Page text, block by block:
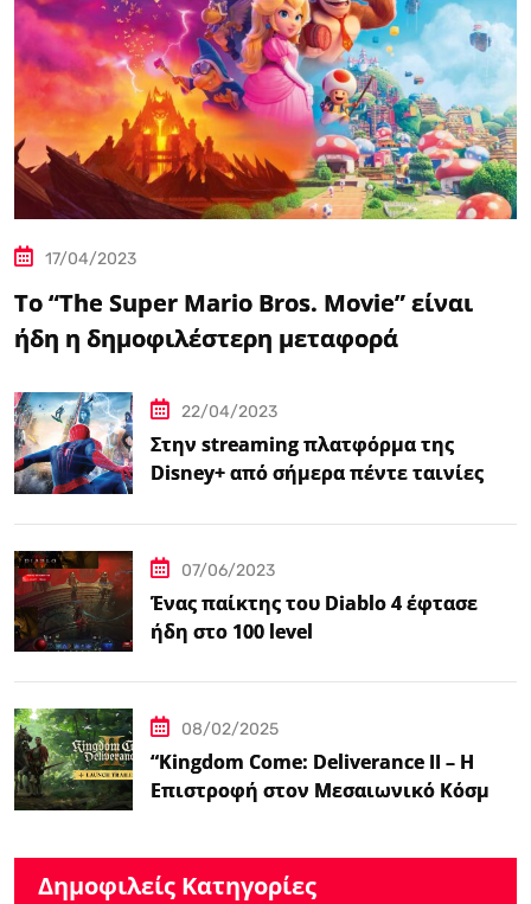
17/04/2023
Το “The Super Mario Bros. Movie” είναι
ήδη η δημοφιλέστερη μεταφορά
22/04/2023
Στην streaming πλατφόρμα της
Disney+ από σήμερα πέντε ταινίες
07/06/2023
Ένας παίκτης του Diablo 4 έφτασε
ήδη στο 100 level
08/02/2025
“Kingdom Come: Deliverance II – Η
Επιστροφή στον Μεσαιωνικό Κόσμο
Δημοφιλείς Κατηγορίες